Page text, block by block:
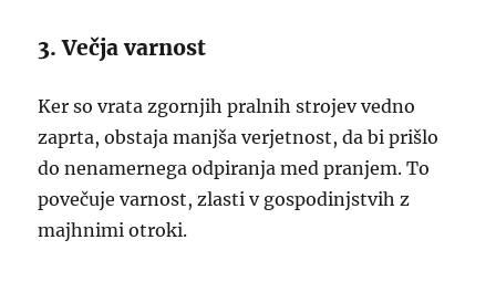
3. Večja varnost
Ker so vrata zgornjih pralnih strojev vedno
zaprta, obstaja manjša verjetnost, da bi prišlo
do nenamernega odpiranja med pranjem. To
povečuje varnost, zlasti v gospodinjstvih z
majhnimi otroki.